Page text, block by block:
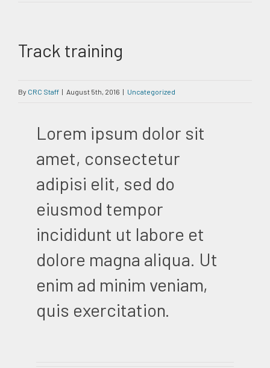
Track training
By CRC Staff | August 5th, 2016 | Uncategorized
Lorem ipsum dolor sit
amet, consectetur
adipisi elit, sed do
eiusmod tempor
incididunt ut labore et
dolore magna aliqua. Ut
enim ad minim veniam,
quis exercitation.